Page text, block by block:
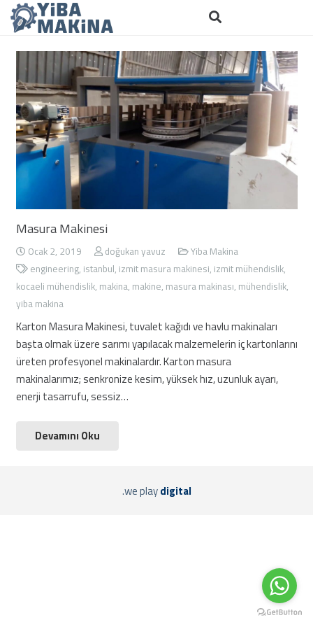
Masura Makinesi
Ocak 2, 2019 doğukan yavuz
Yiba Makina
engineering, istanbul, izmit masura makinesi, izmit mühendislik,
kocaeli mühendislik, makina, makine, masura makinası, mühendislik,
yiba makina
Karton Masura Makinesi, tuvalet kağıdı ve havlu makinaları
başta olmak üzere sarımı yapılacak malzemelerin iç kartonlarını
üreten profesyonel makinalardır. Karton masura
makinalarımız; senkronize kesim, yüksek hız, uzunluk ayarı,
enerji tasarrufu, sessiz…
Devamını Oku
.we playdigital